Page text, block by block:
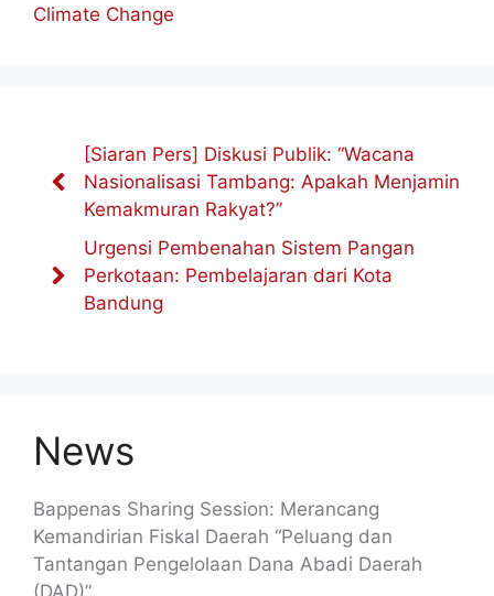
Climate Change
[Siaran Pers] Diskusi Publik: “Wacana
Nasionalisasi Tambang: Apakah Menjamin
Kemakmuran Rakyat?”
Urgensi Pembenahan Sistem Pangan
Perkotaan: Pembelajaran dari Kota
Bandung
News
Bappenas Sharing Session: Merancang
Kemandirian Fiskal Daerah “Peluang dan
Tantangan Pengelolaan Dana Abadi Daerah
(DAD)”